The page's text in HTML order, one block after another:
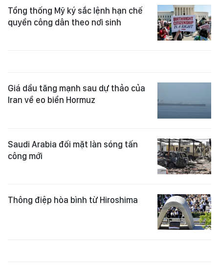
Tổng thống Mỹ ký sắc lệnh hạn chế
quyền công dân theo nơi sinh
Giá dầu tăng mạnh sau dự thảo của
Iran về eo biển Hormuz
Saudi Arabia đối mặt làn sóng tấn
công mới
Thông điệp hòa bình từ Hiroshima